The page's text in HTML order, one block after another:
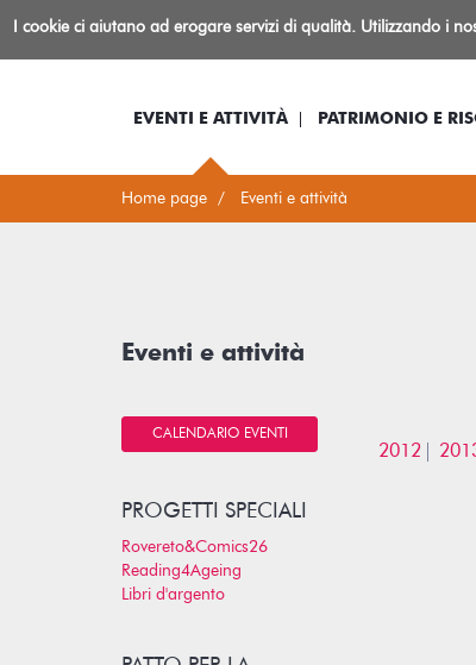
BibliotecaIo sono... Log-in
EVENTI E ATTIVITÀ PATRIMONIO E
Home page Eventi e attività
2012
Eventi e attività
CALENDARIO EVENTI
PROGETTI SPECIALI
Rovereto&Comics26
Reading4Ageing
Libri d'argento
I cookie ci aiutano ad erogare servizi di qualità. Utilizzando i